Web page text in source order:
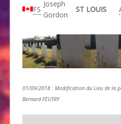
FS
Joseph
Gordon
ST LOUIS
01/09/2018 : Modification du Lieu de la
Bernard FEUTRY